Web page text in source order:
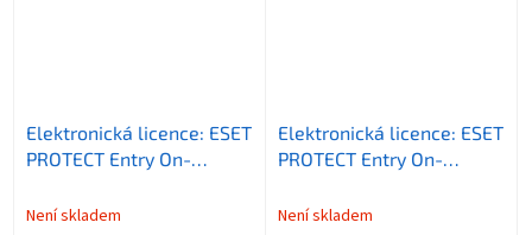
Elektronická licence: ESET
PROTECT Entry On-
roky
Není skladem
Elektronická licence: ESET
PROTECT Entry On-
roky
Není skladem